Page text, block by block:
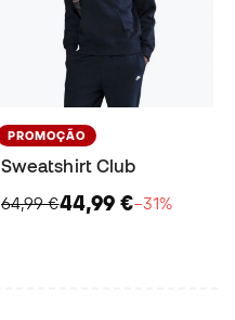
PROMOÇÃO
Sweatshirt Club
64,99 €44,99 €−31%